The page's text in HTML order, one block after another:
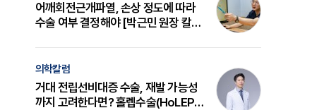
어깨회전근개파열, 손상 정도에 따라
수술 여부 결정해야 [박근민 원장 칼
의학칼럼
거대 전립선비대증 수술, 재발 가능성
까지 고려한다면? 홀렙수술(HoLEP)